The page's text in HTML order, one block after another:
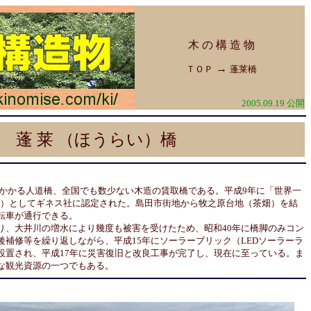
木 の 構 造 物
ＴＯＰ → 蓬莱橋
2005.09.19 公開
蓬 莱 （ほうらい）橋
かる人道橋、全国でも数少ない木造の賃取橋である。平成9年に「世界一
としてギネス社に認定された。島田市街地から牧之原台地（茶畑）を結
が通行できる。
大井川の増水により幾度も被害を受けたため、昭和40年に橋脚のみコン
補修等を繰り返しながら、平成15年にソーラーブリック（LEDソーラーラ
置され、平成17年に災害復旧と改良工事が完了し、現在に至っている。ま
光資源の一つでもある。